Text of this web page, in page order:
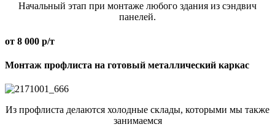
Начальный этап при монтаже любого здания из сэндвич
панелей.
от 8 000 р/т
Монтаж профлиста на готовый металлический каркас
Из профлиста делаются холодные склады, которыми мы также
занимаемся